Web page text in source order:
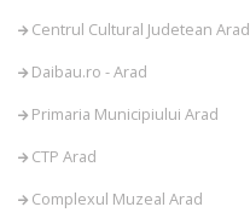
Centrul Cultural Judetean Arad
Daibau.ro - Arad
Primaria Municipiului Arad
CTP Arad
Complexul Muzeal Arad